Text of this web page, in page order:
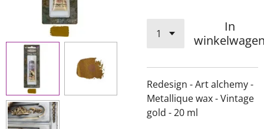
In
Redesign - Art alchemy -
Metallique wax - Vintage
gold - 20 ml